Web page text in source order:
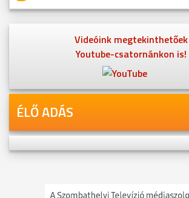
Videóink megtekinthetőek
Youtube-csatornánkon is!
ÉLŐ ADÁS